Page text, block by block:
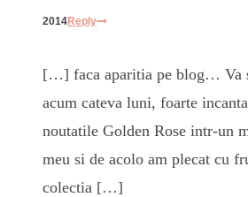
2014Reply
[…] faca aparitia pe blog… Va
acum cateva luni, foarte
noutatile Golden Rose intr-un
meu si de acolo am plecat cu
colectia […]